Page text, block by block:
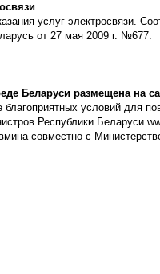
услуг электросвязи.
от 27 мая 2009 г. №677.
Беларуси размещена на
условий для
Республики Беларуси
совместно с